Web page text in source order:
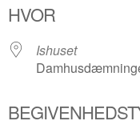
HVOR
Ishuset